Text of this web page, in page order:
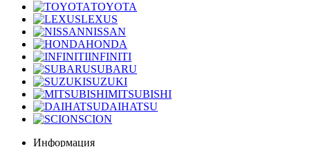
TOYOTA
LEXUS
NISSAN
HONDA
INFINITI
SUBARU
SUZUKI
MITSUBISHI
DAIHATSU
SCION
Информация